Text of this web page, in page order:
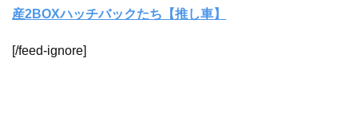
産2BOXハッチバックたち【推し車】
[/feed-ignore]